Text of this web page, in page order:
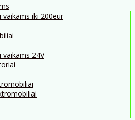
vaikams iki 200eur
vaikams 24V